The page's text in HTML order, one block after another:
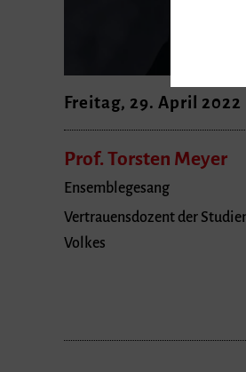
Freitag, 29. April 2022
Prof. Torsten Meyer
Ensemblegesang
Vertrauensdozent der
Volkes